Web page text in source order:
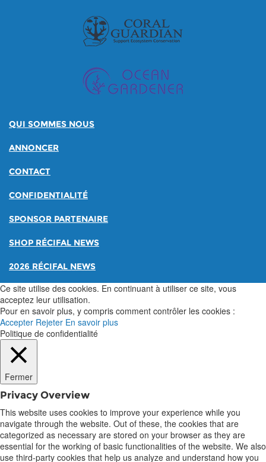
QUI SOMMES NOUS
ANNONCER
CONTACT
CONFIDENTIALITÉ
SPONSOR PARTENAIRE
SHOP RÉCIFAL NEWS
2026 RÉCIFAL NEWS
Ce site utilise des cookies. En continuant à utiliser ce site, vous
acceptez leur utilisation.
Pour en savoir plus, y compris comment contrôler les cookies :
Accepter Rejeter En savoir plus
Politique de confidentialité
Fermer
Privacy Overview
This website uses cookies to improve your experience while you
navigate through the website. Out of these, the cookies that are
categorized as necessary are stored on your browser as they are
essential for the working of basic functionalities of the website. We also
use third-party cookies that help us analyze and understand how you